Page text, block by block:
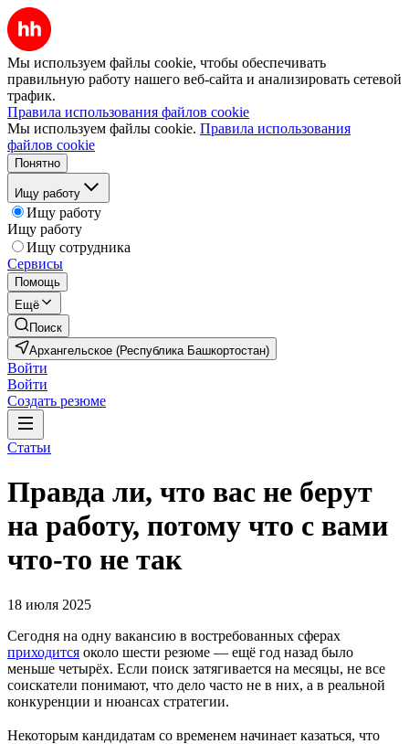
Мы используем файлы cookie, чтобы обеспечивать
правильную работу нашего веб-сайта и анализировать сетевой
трафик.
Правила использования файлов cookie
Мы используем файлы cookie. Правила использования
файлов cookie
Понятно
Ищу работу
Ищу работу
Ищу работу
Ищу сотрудника
Сервисы
Помощь
Ещё
Поиск
Архангельское (Республика Башкортостан)
Войти
Войти
Создать резюме
Статьи
Правда ли, что вас не берут
на работу, потому что с вами
что-то не так
18 июля 2025
Сегодня на одну вакансию в востребованных сферах
приходится около шести резюме — ещё год назад было
меньше четырёх. Если поиск затягивается на месяцы, не все
соискатели понимают, что дело часто не в них, а в реальной
конкуренции и нюансах стратегии.
Некоторым кандидатам со временем начинает казаться, что